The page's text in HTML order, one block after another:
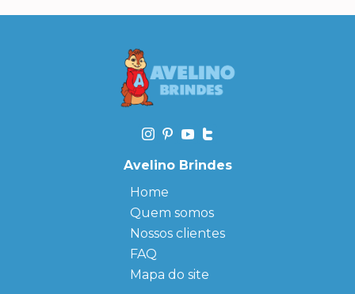
Avelino Brindes
Home
Quem somos
Nossos clientes
FAQ
Mapa do site